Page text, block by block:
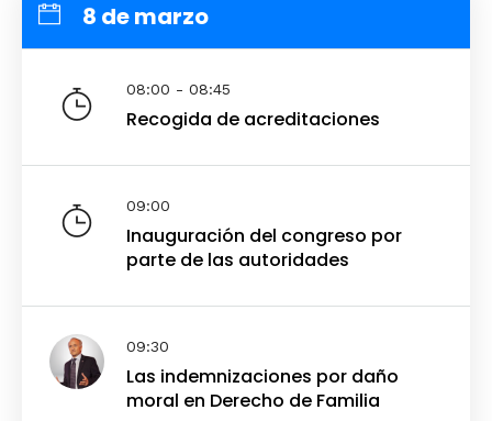
8 de marzo
08:00 - 08:45
Recogida de acreditaciones
09:00
Inauguración del congreso por
parte de las autoridades
09:30
Las indemnizaciones por daño
moral en Derecho de Familia